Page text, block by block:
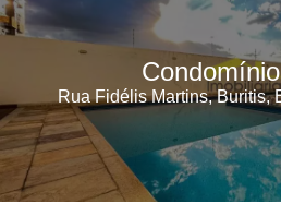
Rua Fidélis Martins, Buritis,